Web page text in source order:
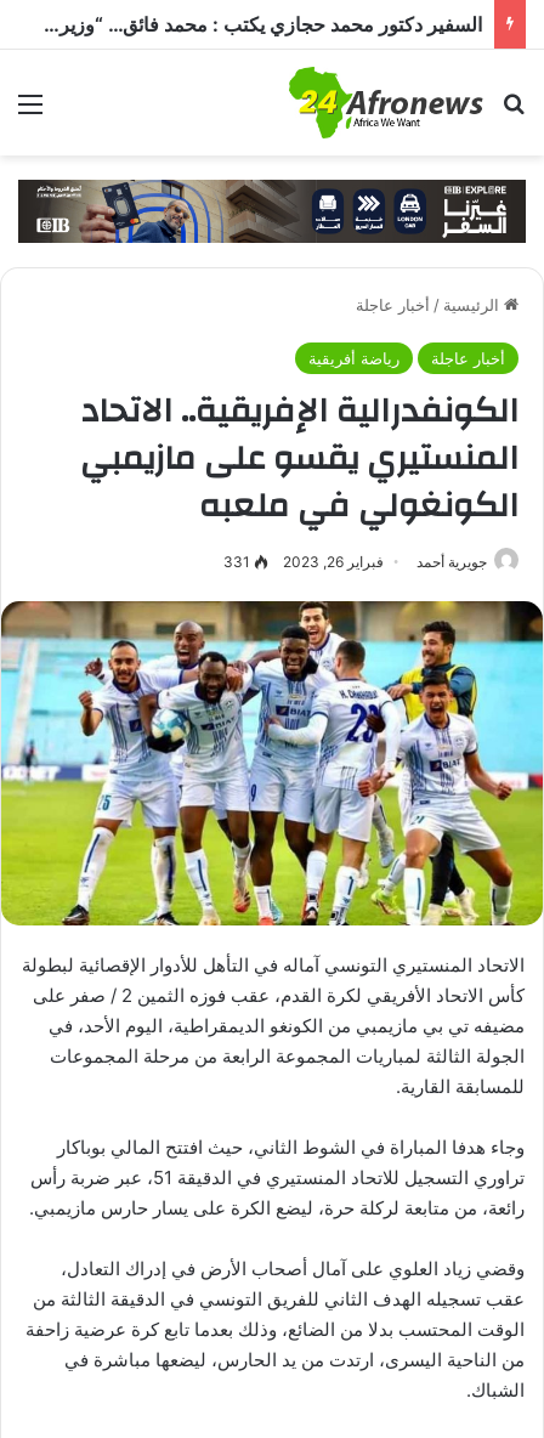
السفير دكتور محمد حجازي يكتب : محمد فائق… “وزير إفريقيا” الذي حمل رسالة القاهرة إلى القارة السمراء
بحث عن
الرئيسية / أخبار عاجلة
أخبار عاجلة رياضة أفريقية
الكونفدرالية الإفريقية.. الاتحاد
المنستيري يقسو على مازيمبي
الكونغولي في ملعبه
جويرية أحمد فبراير 26, 2023 331
الاتحاد المنستيري التونسي آماله في التأهل للأدوار الإقصائية لبطولة
كأس الاتحاد الأفريقي لكرة القدم، عقب فوزه الثمين 2 / صفر على
مضيفه تي بي مازيمبي من الكونغو الديمقراطية، اليوم الأحد، في
الجولة الثالثة لمباريات المجموعة الرابعة من مرحلة المجموعات
للمسابقة القارية.
وجاء هدفا المباراة في الشوط الثاني، حيث افتتح المالي بوباكار
تراوري التسجيل للاتحاد المنستيري في الدقيقة 51، عبر ضربة رأس
رائعة، من متابعة لركلة حرة، ليضع الكرة على يسار حارس مازيمبي.
وقضي زياد العلوي على آمال أصحاب الأرض في إدراك التعادل،
عقب تسجيله الهدف الثاني للفريق التونسي في الدقيقة الثالثة من
الوقت المحتسب بدلا من الضائع، وذلك بعدما تابع كرة عرضية زاحفة
من الناحية اليسرى، ارتدت من يد الحارس، ليضعها مباشرة في
الشباك.